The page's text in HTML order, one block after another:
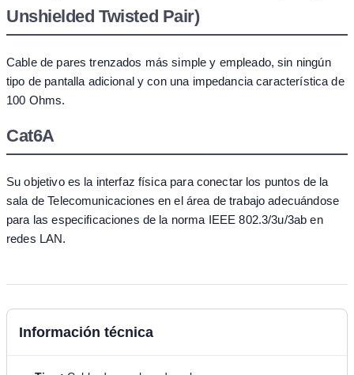
Unshielded Twisted Pair)
Cable de pares trenzados más simple y empleado, sin ningún
tipo de pantalla adicional y con una impedancia característica de
100 Ohms.
Cat6A
Su objetivo es la interfaz física para conectar los puntos de la
sala de Telecomunicaciones en el área de trabajo adecuándose
para las especificaciones de la norma IEEE 802.3/3u/3ab en
redes LAN.
Información técnica